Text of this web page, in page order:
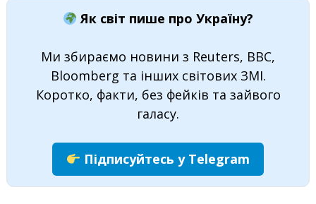
Як світ пише про Україну?
Ми збираємо новини з Reuters, BBC,
Bloomberg та інших світових ЗМІ.
Коротко, факти, без фейків та зайвого
галасу.
Підписуйтесь у Telegram